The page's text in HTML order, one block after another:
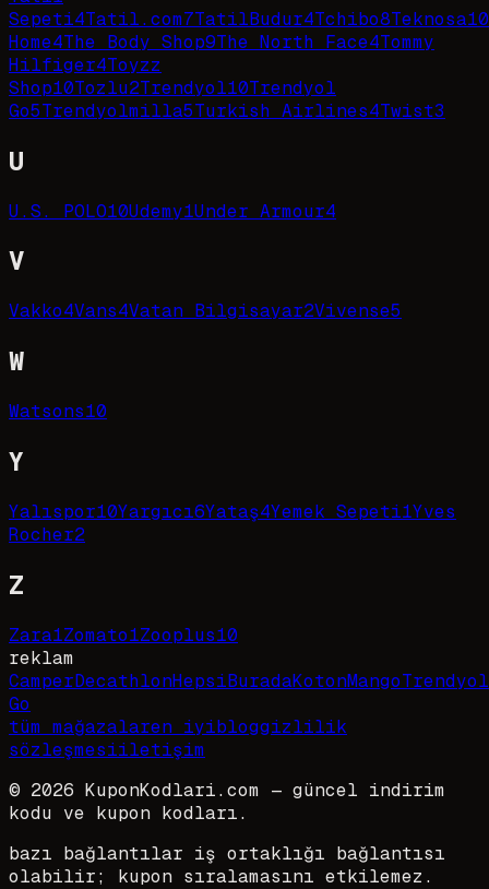
Sepeti4Tatil.com7TatilBudur4Tchibo8Teknosa10
Home4The Body Shop9The North Face4Tommy
Hilfiger4Toyzz
Shop10Tozlu2Trendyol10Trendyol
Go5Trendyolmilla5Turkish Airlines4Twist3
U
U.S. POLO10Udemy1Under Armour4
V
Vakko4Vans4Vatan Bilgisayar2Vivense5
W
Watsons10
Y
Yalıspor10Yargıcı6Yataş4Yemek Sepeti1Yves
Rocher2
Z
Zara1Zomato1Zooplus10
reklam
CamperDecathlonHepsiBuradaKotonMangoTrendyol
Go
tüm mağazalaren iyibloggizlilik
sözleşmesiiletişim
© 2026 KuponKodlari.com — güncel indirim
kodu ve kupon kodları.
bazı bağlantılar iş ortaklığı bağlantısı
olabilir; kupon sıralamasını etkilemez.